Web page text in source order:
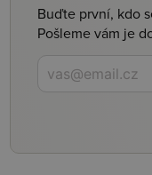
Buďte první, kdo
Pošleme vám je